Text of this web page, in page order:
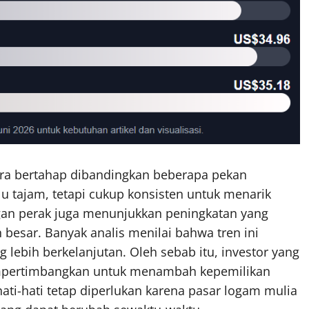
bertahap dibandingkan beberapa pekan
tajam, tetapi cukup konsisten untuk menarik
perak juga menunjukkan peningkatan yang
Banyak analis menilai bahwa tren ini
lebih berkelanjutan. Oleh sebab itu, investor yang
untuk menambah kepemilikan
hati tetap diperlukan karena pasar logam mulia